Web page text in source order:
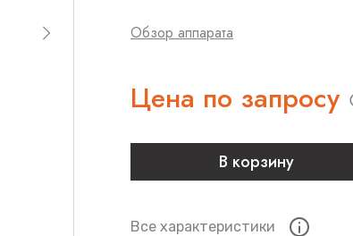
Обзор аппарата
Цена по запросу
В корзину
Все характеристики